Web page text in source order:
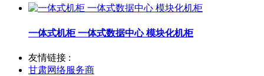
一体式机柜 一体式数据中心 模块化机柜
友情链接 :
甘肃网络服务商